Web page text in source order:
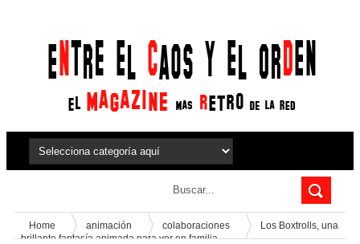
Home animación colaboraciones
Los Boxtrolls, una
brillante fantasía animada para ver en familia